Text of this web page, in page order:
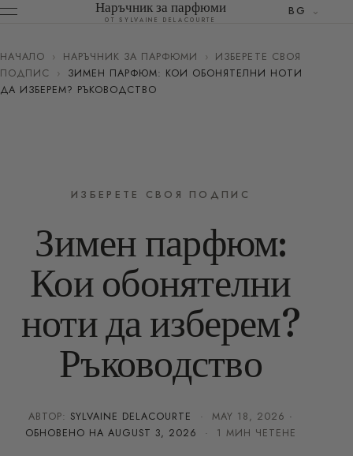
Наръчник за парфюми
ОТ SYLVAINE DELACOURTE
BG
НАЧАЛО › НАРЪЧНИК ЗА ПАРФЮМИ › ИЗБЕРЕТЕ СВОЯ
ПОДПИС
›
ЗИМЕН ПАРФЮМ: КОИ ОБОНЯТЕЛНИ НОТИ
ДА ИЗБЕРЕМ? РЪКОВОДСТВО
ИЗБЕРЕТЕ СВОЯ ПОДПИС
Зимен парфюм:
Кои обонятелни
ноти да изберем?
Ръководство
АВТОР: SYLVAINE DELACOURTE · MAY 18, 2026 ·
ОБНОВЕНО НА AUGUST 3, 2026 · 1 МИН ЧЕТЕНЕ